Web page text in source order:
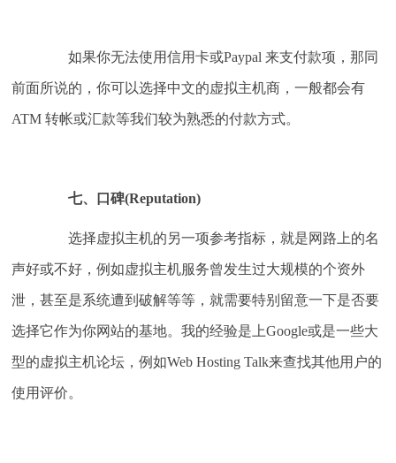
如果你无法使用信用卡或Paypal 来支付款项，那同
前面所说的，你可以选择中文的虚拟主机商，一般都会有
ATM 转帐或汇款等我们较为熟悉的付款方式。
七、口碑(Reputation)
选择虚拟主机的另一项参考指标，就是网路上的名
声好或不好，例如虚拟主机服务曾发生过大规模的个资外
泄，甚至是系统遭到破解等等，就需要特别留意一下是否要
选择它作为你网站的基地。我的经验是上Google或是一些大
型的虚拟主机论坛，例如Web Hosting Talk来查找其他用户的
使用评价。